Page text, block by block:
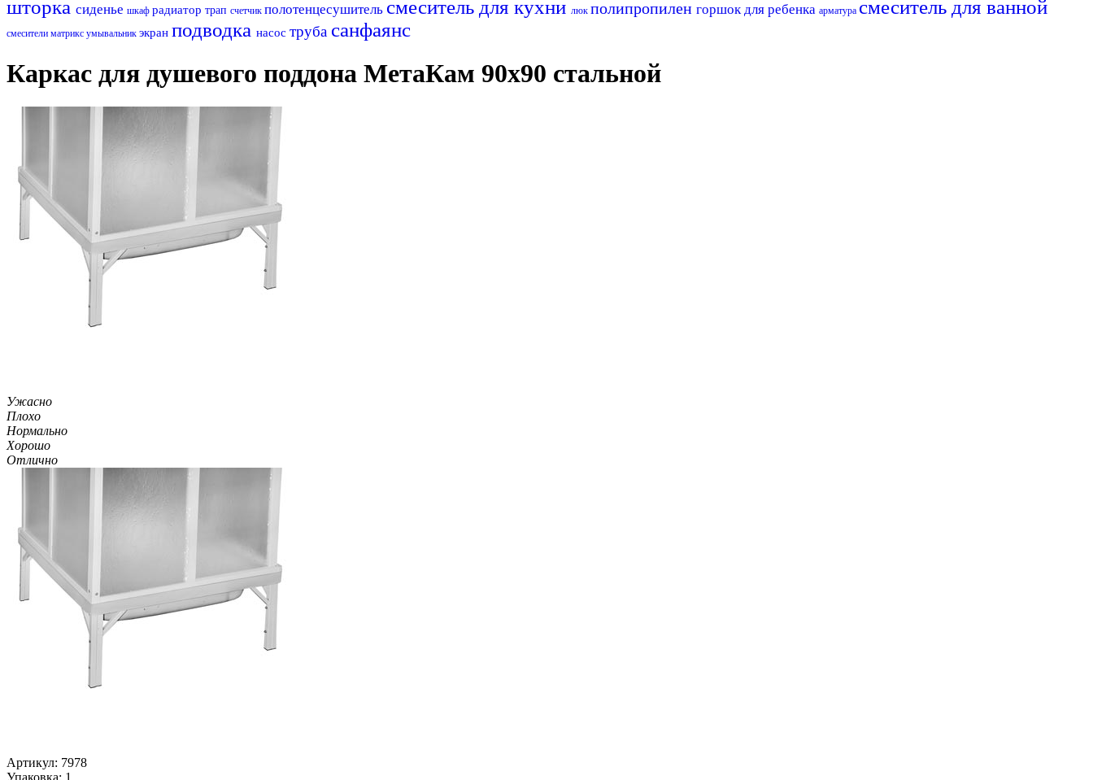
шторка сиденье шкаф радиатор трап счетчик полотенцесушитель смеситель для кухни люк полипропилен горшок для ребенка арматура смеситель для ванной
смесители матрикс умывальник экран подводка насос труба санфаянс
Каркас для душевого поддона МетаКам 90х90 стальной
Ужасно
Плохо
Нормально
Хорошо
Отлично
Артикул: 7978
Упаковка: 1